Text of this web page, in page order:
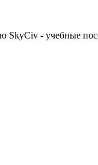
- учебные